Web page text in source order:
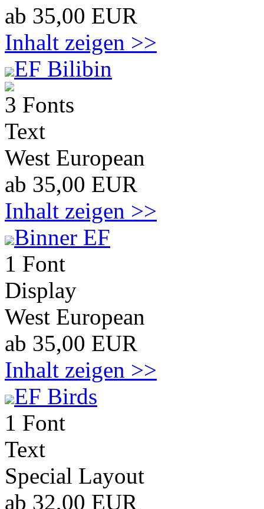
ab 35,00 EUR
Inhalt zeigen >>
EF Bilibin
3 Fonts
Text
West European
ab 35,00 EUR
Inhalt zeigen >>
Binner EF
1 Font
Display
West European
ab 35,00 EUR
Inhalt zeigen >>
EF Birds
1 Font
Text
Special Layout
ab 32,00 EUR